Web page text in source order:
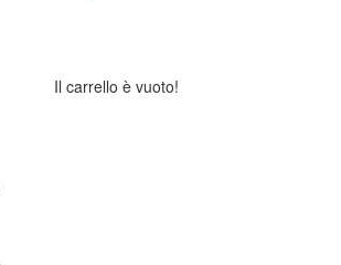
Il carrello è vuoto!